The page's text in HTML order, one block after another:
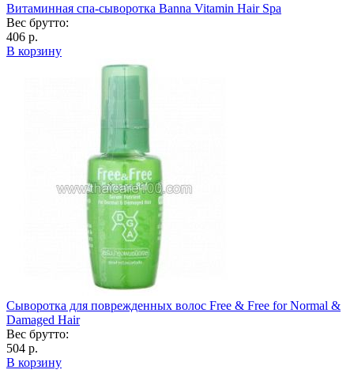
Витаминная спа-сыворотка Banna Vitamin Hair Spa
Вес брутто:
406 р.
В корзину
Cыворотка для поврежденных волос Free & Free for Normal &
Damaged Hair
Вес брутто:
504 р.
В корзину